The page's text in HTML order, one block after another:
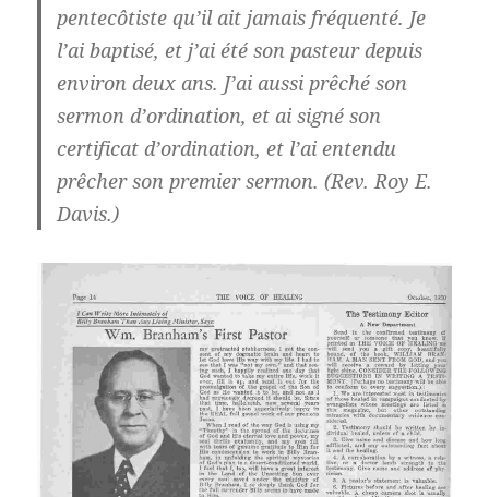
pentecôtiste qu’il ait jamais fréquenté. Je
l’ai baptisé, et j’ai été son pasteur depuis
environ deux ans. J’ai aussi prêché son
sermon d’ordination, et ai signé son
certificat d’ordination, et l’ai entendu
prêcher son premier sermon. (Rev. Roy E.
Davis.)